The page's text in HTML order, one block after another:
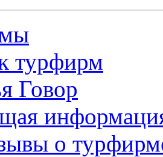
турфирм
Говор
о